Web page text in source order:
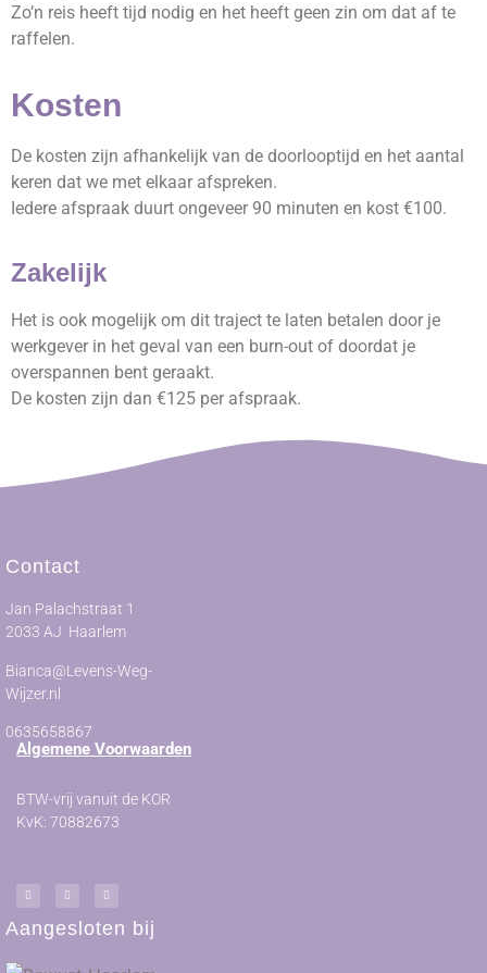
Zo’n reis heeft tijd nodig en het heeft geen zin om dat af te
raffelen.
Kosten
De kosten zijn afhankelijk van de doorlooptijd en het aantal
keren dat we met elkaar afspreken.
Iedere afspraak duurt ongeveer 90 minuten en kost €100.
Zakelijk
Het is ook mogelijk om dit traject te laten betalen door je
werkgever in het geval van een burn-out of doordat je
overspannen bent geraakt.
De kosten zijn dan €125 per afspraak.
Contact
Jan Palachstraat 1
2033 AJ Haarlem
Bianca@Levens-Weg-
Wijzer.nl
0635658867
Algemene Voorwaarden
BTW-vrij vanuit de KOR
KvK: 70882673
Aangesloten bij